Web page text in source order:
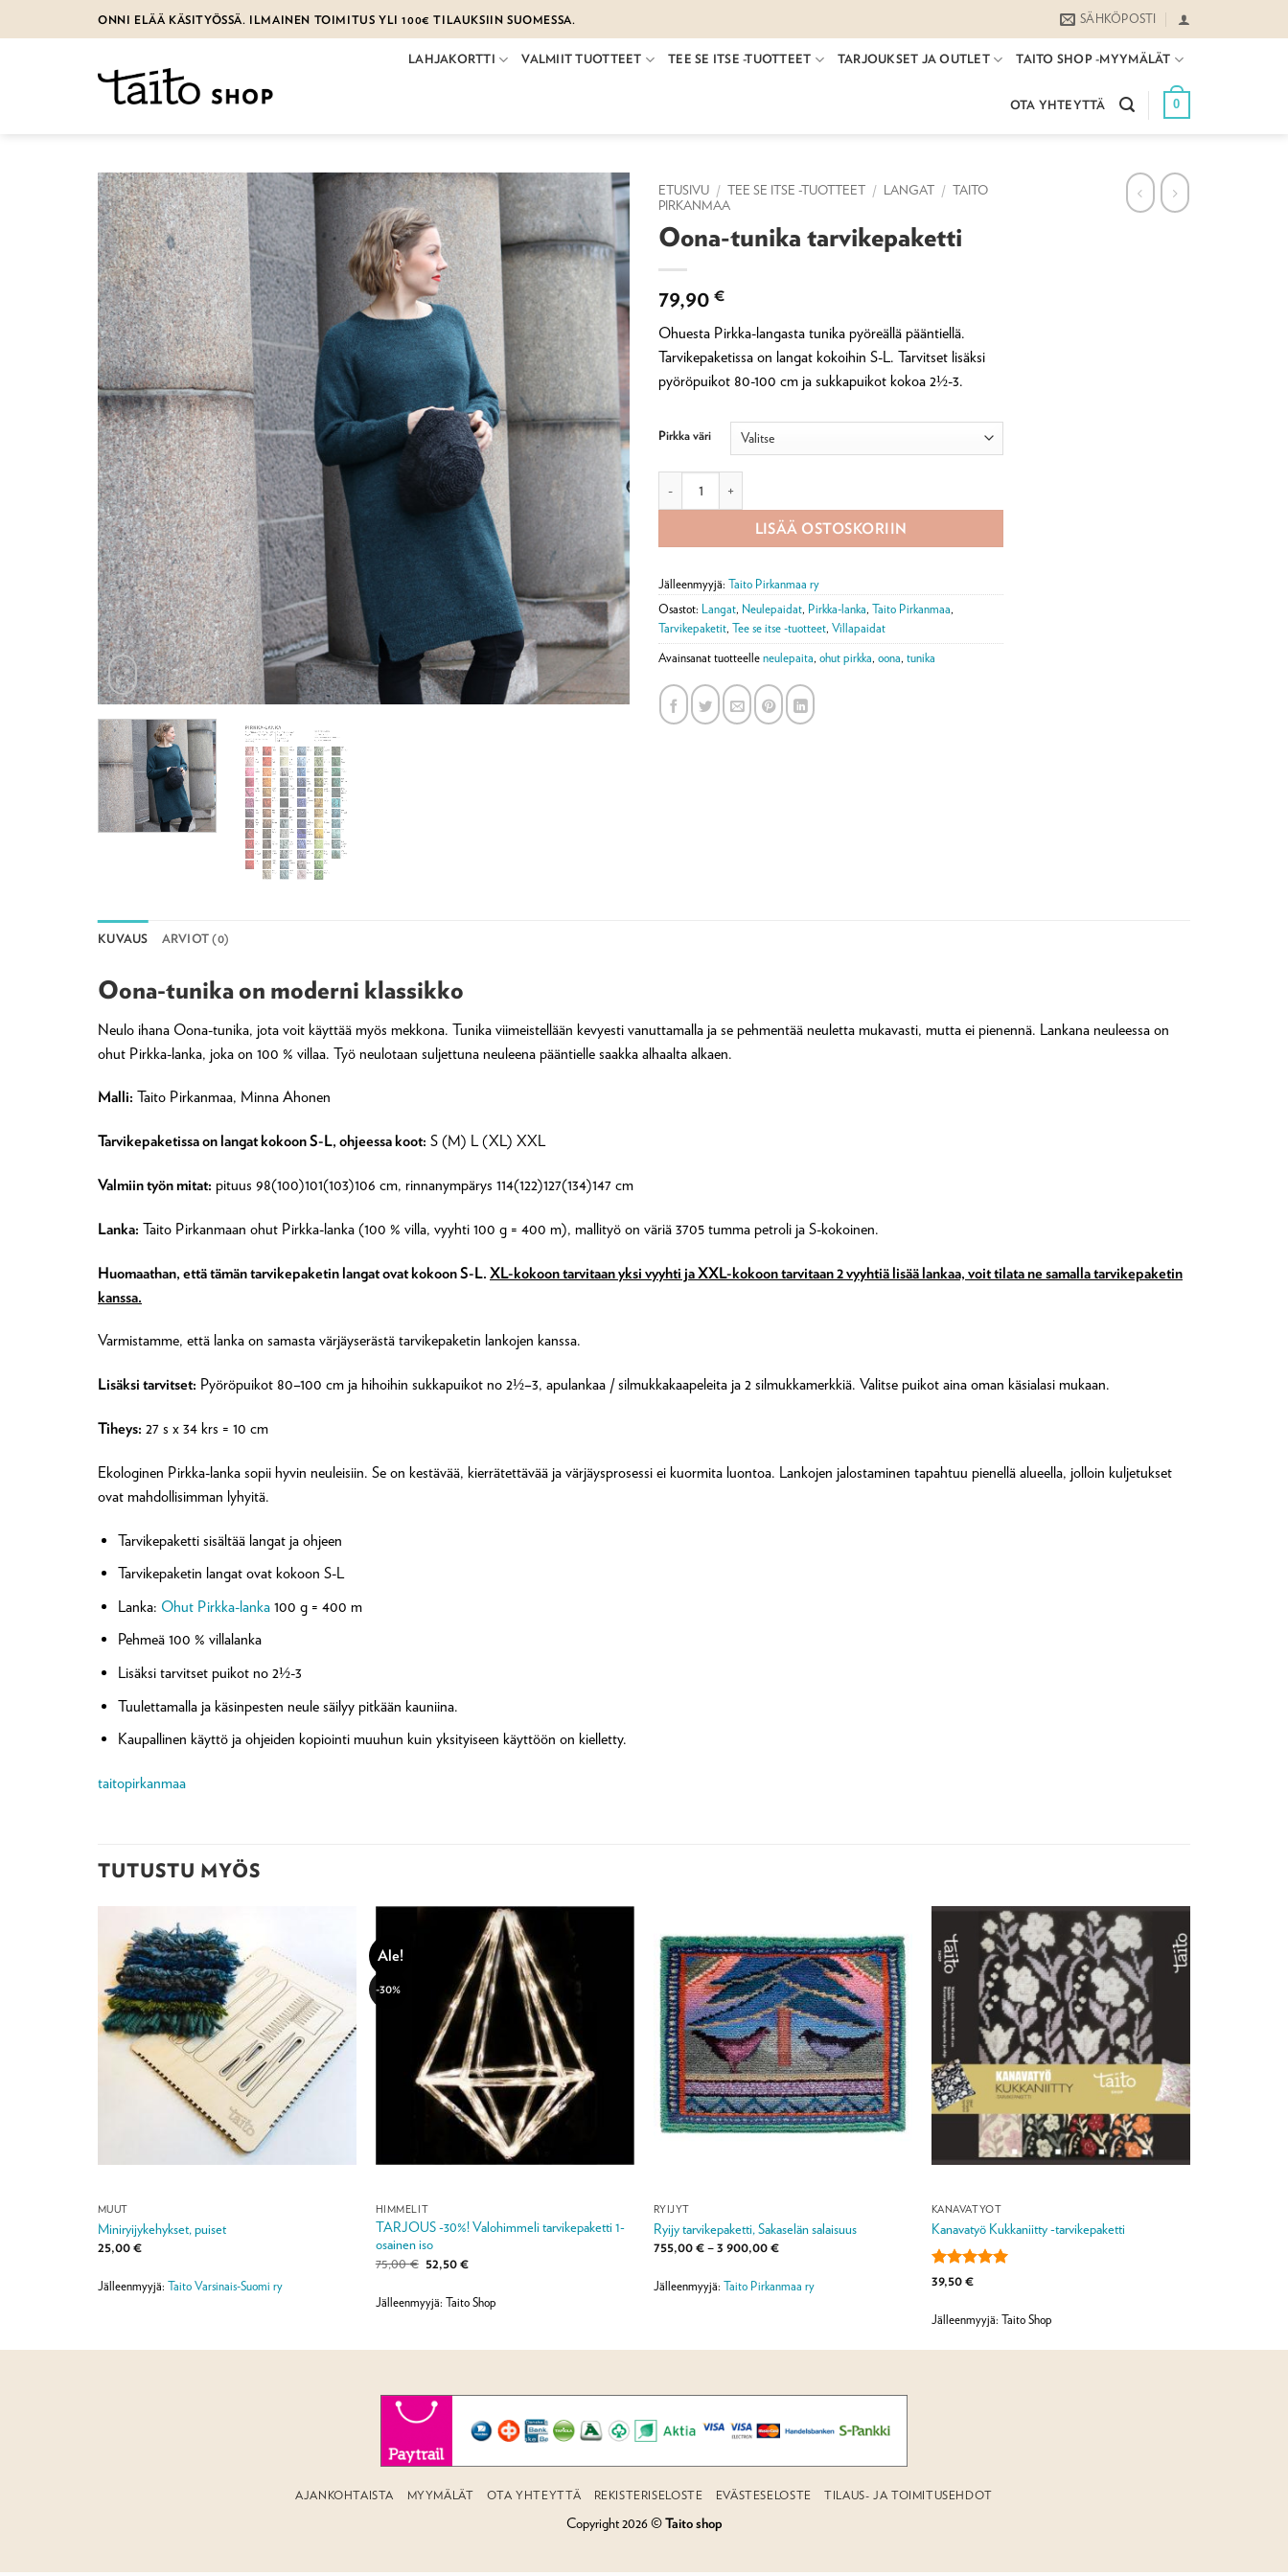
to
ONNI ELÄÄ KÄSITYÖSSÄ. ILMAINEN TOIMITUS YLI 100€ TILAUKSIIN SUOMESSA. SÄHKÖPOSTI
LAHJAKORTTI VALMIIT TUOTTEET TEE SE ITSE -TUOTTEET TARJOUKSET JA OUTLET TAITO SHOP -MYYMÄLÄT
OTA YHTEYTTÄ 0
ETUSIVU / TEE SE ITSE -TUOTTEET / LANGAT / TAITO
PIRKANMAA
Oona-tunika tarvikepaketti
79,90 €
Ohuesta Pirkka-langasta tunika pyöreällä pääntiellä.
Tarvikepaketissa on langat kokoihin S-L. Tarvitset lisäksi
pyöröpuikot 80-100 cm ja sukkapuikot kokoa 2½-3.
Pirkka väri
LISÄÄ OSTOSKORIIN
Jälleenmyyjä: Taito Pirkanmaa ry
Osastot: Langat, Neulepaidat, Pirkka-lanka, Taito Pirkanmaa,
Tarvikepaketit, Tee se itse -tuotteet, Villapaidat
Avainsanat tuotteelle neulepaita, ohut pirkka, oona, tunika
KUVAUS ARVIOT (0)
Oona-tunika on moderni klassikko
Neulo ihana Oona-tunika, jota voit käyttää myös mekkona. Tunika viimeistellään kevyesti vanuttamalla ja se pehmentää neuletta mukavasti, mutta ei pienennä. Lankana neuleessa on
ohut Pirkka-lanka, joka on 100 % villaa. Työ neulotaan suljettuna neuleena pääntielle saakka alhaalta alkaen.
Malli: Taito Pirkanmaa, Minna Ahonen
Tarvikepaketissa on langat kokoon S-L, ohjeessa koot: S (M) L (XL) XXL
Valmiin työn mitat: pituus 98(100)101(103)106 cm, rinnanympärys 114(122)127(134)147 cm
Lanka: Taito Pirkanmaan ohut Pirkka-lanka (100 % villa, vyyhti 100 g = 400 m), mallityö on väriä 3705 tumma petroli ja S-kokoinen.
Huomaathan, että tämän tarvikepaketin langat ovat kokoon S-L. XL-kokoon tarvitaan yksi vyyhti ja XXL-kokoon tarvitaan 2 vyyhtiä lisää lankaa, voit tilata ne samalla tarvikepaketin
kanssa.
Varmistamme, että lanka on samasta värjäyserästä tarvikepaketin lankojen kanssa.
Lisäksi tarvitset: Pyöröpuikot 80–100 cm ja hihoihin sukkapuikot no 2½–3, apulankaa / silmukkakaapeleita ja 2 silmukkamerkkiä. Valitse puikot aina oman käsialasi mukaan.
Tiheys: 27 s x 34 krs = 10 cm
Ekologinen Pirkka-lanka sopii hyvin neuleisiin. Se on kestävää, kierrätettävää ja värjäysprosessi ei kuormita luontoa. Lankojen jalostaminen tapahtuu pienellä alueella, jolloin kuljetukset
ovat mahdollisimman lyhyitä.
Tarvikepaketti sisältää langat ja ohjeen
Tarvikepaketin langat ovat kokoon S-L
Lanka: Ohut Pirkka-lanka100 g = 400 m
Pehmeä 100 % villalanka
Lisäksi tarvitset puikot no 2½-3
Tuulettamalla ja käsinpesten neule säilyy pitkään kauniina.
Kaupallinen käyttö ja ohjeiden kopiointi muuhun kuin yksityiseen käyttöön on kielletty.
taitopirkanmaa
TUTUSTU MYÖS
MUUT
Miniryijykehykset, puiset
25,00€
Jälleenmyyjä: Taito Varsinais-Suomi ry
Ale!
-30%
HIMMELIT
TARJOUS -30%! Valohimmeli tarvikepaketti 1-
osainen iso
75,00€ Alkuperäinen
hinta
75,00 €.
52,50€Nykyinen
52,50 €.
Jälleenmyyjä: Taito Shop
RYIJYT
Ryijy tarvikepaketti, Sakaselän salaisuus
755,00€–3 900,00€Hintaluokka:
3
Jälleenmyyjä: Taito Pirkanmaa ry
KANAVATYÖT
Kanavatyö Kukkaniitty -tarvikepaketti
Arvostelu
39,50€
Jälleenmyyjä: Taito Shop
AJANKOHTAISTA MYYMÄLÄT OTA YHTEYTTÄ REKISTERISELOSTE EVÄSTESELOSTE TILAUS- JA TOIMITUSEHDOT
Copyright 2026 ©Taito shop